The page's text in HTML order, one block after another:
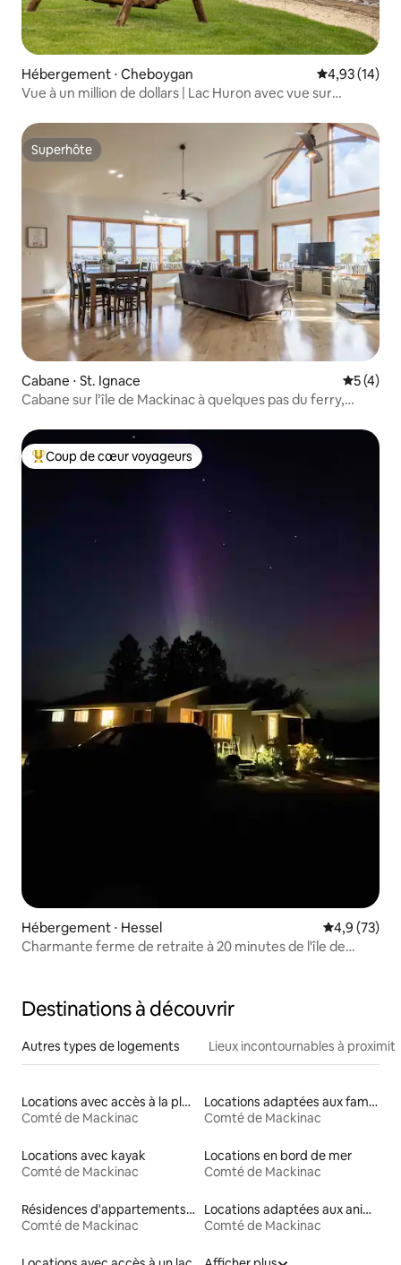
Hébergement ⋅ Cheboygan Évaluation
4,93 (14)
Vue à un million de dollars | Lac Huron avec vue sur
Superhôte
Superhôte
Cabane ⋅ St. Ignace
5 (4)
Cabane sur l’île de Mackinac à quelques pas du ferry,
Coups de cœur voyageurs les plus appréciés
Coup de cœur voyageurs
Hébergement ⋅ Hessel Évaluation
4,9 (73)
Charmante ferme de retraite à 20 minutes de l'île de
Destinations à découvrir
Autres types de logements Lieux incontournables à
Locations avec accès à la plage
Comté de Mackinac
Locations adaptées aux familles
Comté de Mackinac
Locations avec kayak
Comté de Mackinac
Locations en bord de mer
Comté de Mackinac
Résidences d'appartements en location
Comté de Mackinac
Locations adaptées aux animaux
Comté de Mackinac